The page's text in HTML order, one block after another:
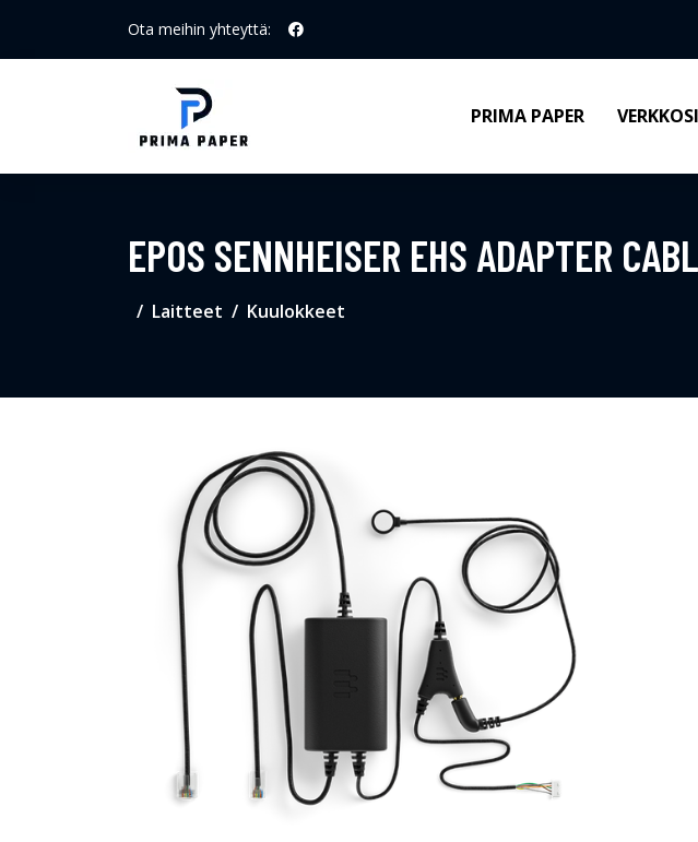
Ota meihin yhteyttä:
PRIMA PAPER
EPOS SENNHEISER EHS ADAPTER
Laitteet Kuulokkeet